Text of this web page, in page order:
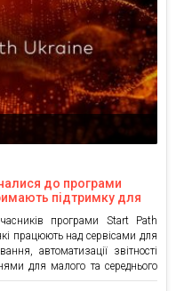
до програми
підтримку для
програми Start Path
працюють над сервісами для
автоматизації звітності
для малого та середнього
Mastercard спеціально